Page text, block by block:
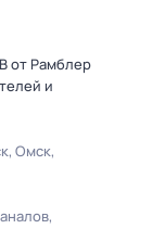
от Рамблер
и
Омск